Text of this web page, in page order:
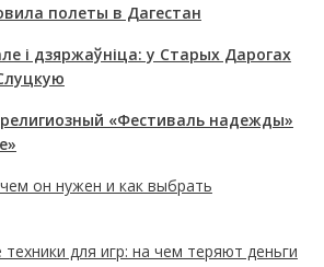
полеты в Дагестан
і дзяржаўніца: у Старых Дарогах
«Фестиваль надежды»
он нужен и как выбрать
для игр: на чем теряют деньги